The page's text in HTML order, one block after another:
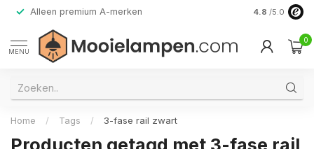
Alleen premium A-merken 4.8 /5.0
MENU
0
Home / Tags / 3-fase rail zwart
Producten getagd met 3-fase rail